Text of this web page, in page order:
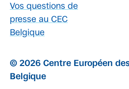
Vos questions de
presse au CEC
Belgique
© 2026 Centre Européen
Belgique